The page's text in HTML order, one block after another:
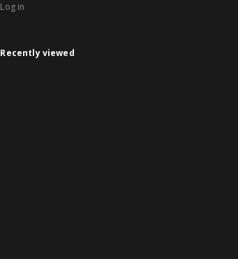
Log in
Recently viewed